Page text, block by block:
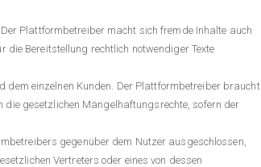
Plattformbetreiber macht sich fremde Inhalte auch
Bereitstellung rechtlich notwendiger Texte
dem einzelnen Kunden. Der Plattformbetreiber braucht
gesetzlichen Mängelhaftungsrechte, sofern der
gegenüber dem Nutzer ausgeschlossen,
Vertreters oder eines von dessen